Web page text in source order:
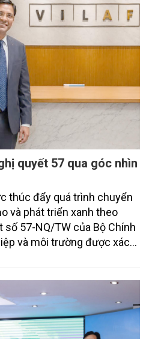
quyết 57 qua góc nhìn
thúc đẩy quá trình chuyển
và phát triển xanh theo
57-NQ/TW của Bộ Chính
và môi trường được xác
nghệ và cam kết bền vững
tiêu đưa phát thải ròng
2050.